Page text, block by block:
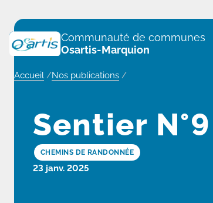
Communauté de communes
Osartis-Marquion
Accueil /Nos publications /
Sentier N°9
CHEMINS DE RANDONNÉE
23 janv. 2025